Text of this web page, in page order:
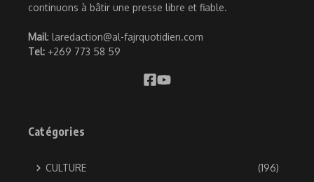
continuons à bâtir une presse libre et fiable.
Mail: laredaction@al-fajrquotidien.com
Tel: +269 773 58 59
Catégories
CULTURE (196)